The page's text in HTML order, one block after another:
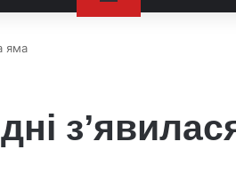
яма